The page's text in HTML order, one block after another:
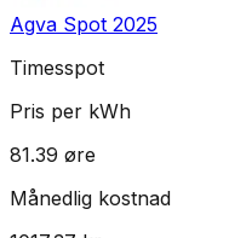
Agva Spot 2025
Timesspot
Pris per kWh
81.39 øre
Månedlig kostnad